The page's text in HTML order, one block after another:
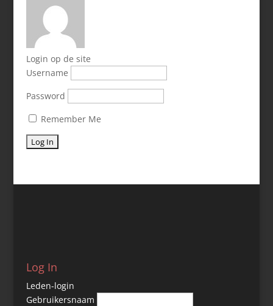
Login op de site
Username
Password
Remember Me
Log In
Leden-login
Gebruikersnaam